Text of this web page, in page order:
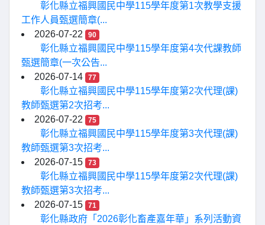
彰化縣立福興國民中學115學年度第1次教學支援
工作人員甄選簡章(...
2026-07-22
90
彰化縣立福興國民中學115學年度第4次代課教師
甄選簡章(一次公告...
2026-07-14
77
彰化縣立福興國民中學115學年度第2次代理(課)
教師甄選第2次招考...
2026-07-22
75
彰化縣立福興國民中學115學年度第3次代理(課)
教師甄選第3次招考...
2026-07-15
73
彰化縣立福興國民中學115學年度第2次代理(課)
教師甄選第3次招考...
2026-07-15
71
彰化縣政府「2026彰化畜產嘉年華」系列活動資